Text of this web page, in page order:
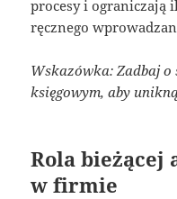
procesy i ograniczają
ręcznego
Wskazówka: Zadbaj
księgowym, aby
Rola bieżącej
w firmie